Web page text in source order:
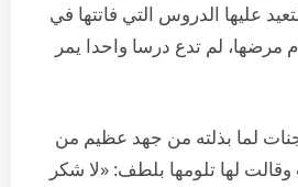
عليها الدروس التي فاتتها في
مرضها، لم تدع درسا واحدا يمر
لما بذلته من جهد عظيم من
لها تلومها بلطف: «لا شكر